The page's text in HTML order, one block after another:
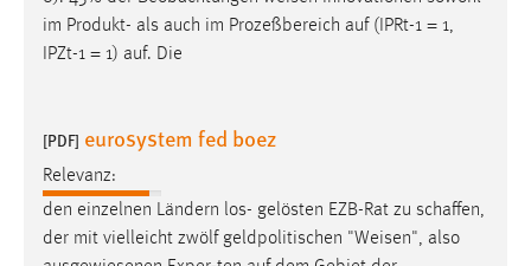
im Produkt- als auch im Prozeßbereich auf (IPRt-1 = 1,
IPZt-1 = 1) auf. Die
[PDF] eurosystem fed boez
Relevanz:
den einzelnen Ländern los- gelösten EZB-Rat zu schaffen,
der mit vielleicht zwölf geldpolitischen "Weisen", also
Marketing Cookies werden von Drittanbietern
verwendet, um personalisierte Werbung anzuzeigen.
Sie tun dies, indem sie Besucher über Websites
Google Ads
Name: